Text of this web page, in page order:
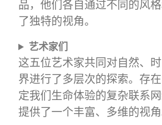
品，他们各自通过不同的风
了独特的视角。
艺术家们
这五位艺术家共同对自然、
界进行了多层次的探索。存
定我们生命体验的复杂联系
提供了一个丰富、多维的视角